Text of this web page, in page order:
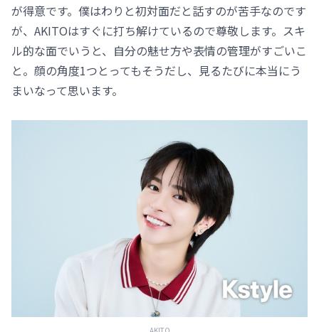
が得意です。僕はわりと初対面だと話すのが苦手なのです
が、AKITOはすぐに打ち解けているので尊敬します。スキ
ル的な面でいうと、自分の魅せ方や表情の管理がすごいこ
と。顔の角度1つとってもそうだし、見るたびに本当にう
まいなって思います。